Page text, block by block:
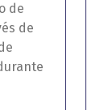
de
de